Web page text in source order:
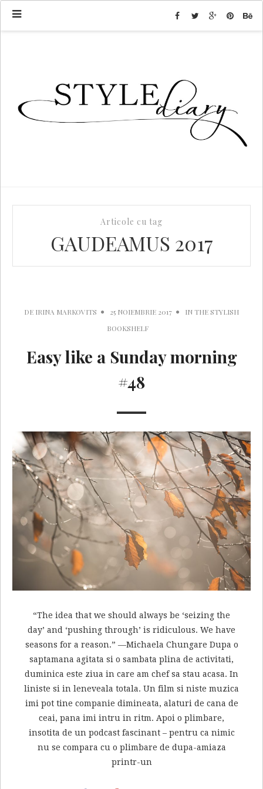
Articole cu tag
GAUDEAMUS 2017
DE IRINA MARKOVITS 25 NOIEMBRIE 2017 INTHE STYLISH
BOOKSHELF
Easy like a Sunday morning
#48
“The idea that we should always be ‘seizing the
day’ and ‘pushing through’ is ridiculous. We have
seasons for a reason.” —Michaela Chungare Dupa o
saptamana agitata si o sambata plina de activitati,
duminica este ziua in care am chef sa stau acasa. In
liniste si in leneveala totala. Un film si niste muzica
imi pot tine companie dimineata, alaturi de cana de
ceai, pana imi intru in ritm. Apoi o plimbare,
insotita de un podcast fascinant – pentru ca nimic
nu se compara cu o plimbare de dupa-amiaza
printr-un